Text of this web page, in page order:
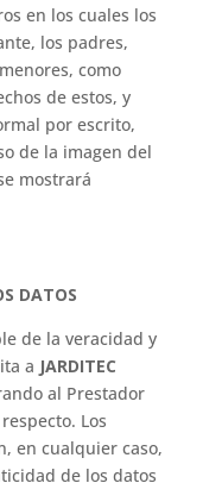
en los cuales los
los padres,
como
de estos, y
por escrito,
de la imagen del
mostrará
DATOS
de la veracidad y
a JARDITEC
al Prestador
Los
en cualquier caso,
de los datos